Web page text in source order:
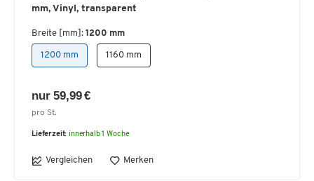
mm, Vinyl, transparent
Breite [mm]: 1200 mm
1200 mm 1160 mm
nur 59,99 €
pro St.
Lieferzeit: innerhalb 1 Woche
Vergleichen Merken